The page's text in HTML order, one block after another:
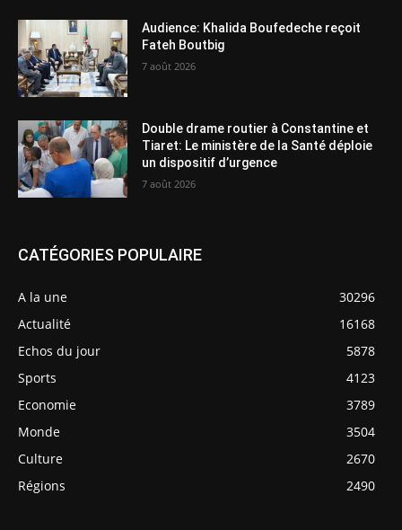
Audience: Khalida Boufedeche reçoit
Fateh Boutbig
7 août 2026
Double drame routier à Constantine et
Tiaret: Le ministère de la Santé déploie
un dispositif d’urgence
7 août 2026
CATÉGORIES POPULAIRE
A la une
30296
Actualité
16168
Echos du jour
5878
Sports
4123
Economie
3789
Monde
3504
Culture
2670
Régions
2490